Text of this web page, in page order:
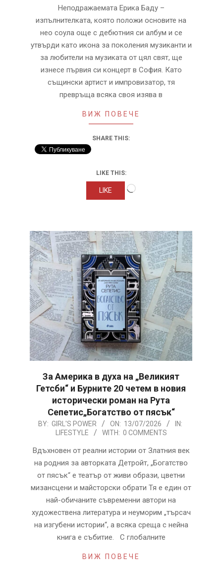
Неподражаемата Ерика Баду –
изпълнителката, която положи основите на
нео соула още с дебютния си албум и се
утвърди като икона за поколения музиканти и
за любители на музиката от цял свят, ще
изнесе първия си концерт в София. Като
същински артист и импровизатор, тя
превръща всяка своя изява в
ВИЖ ПОВЕЧЕ
SHARE THIS:
LIKE THIS:
LIKE
За Америка в духа на „Великият
Гетсби“ и Бурните 20 четем в новия
исторически роман на Рута
Сепетис„Богатство от пясък“
2026-
13
BY: GIRL'S POWER ON: 13/07/2026
IN:
LIFESTYLE
WITH: 0 COMMENTS
Вдъхновен от реални истории от Златния век
на родния за авторката Детройт, „Богатство
от пясък“ е театър от живи образи, цветни
мизансцени и майсторски обрати Тя е един от
най-обичаните съвременни автори на
художествена литература и неуморим „търсач
на изгубени истории“, а всяка среща с нейна
книга е събитие. С глобалните
ВИЖ ПОВЕЧЕ